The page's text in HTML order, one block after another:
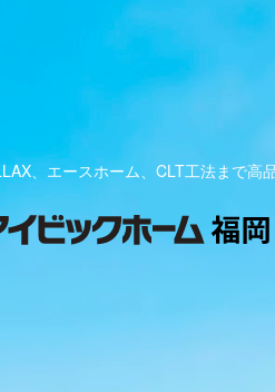
、エースホーム、CLT工法まで高